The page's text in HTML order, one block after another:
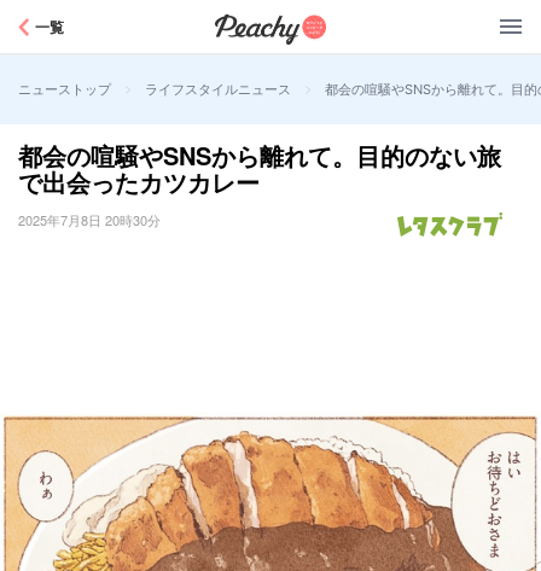
一覧
ニューストップ > ライフスタイルニュース > 都会の喧騒やSNSから離れて。目
都会の喧騒やSNSから離れて。目的のない旅
で出会ったカツカレー
2025年7月8日 20時30分